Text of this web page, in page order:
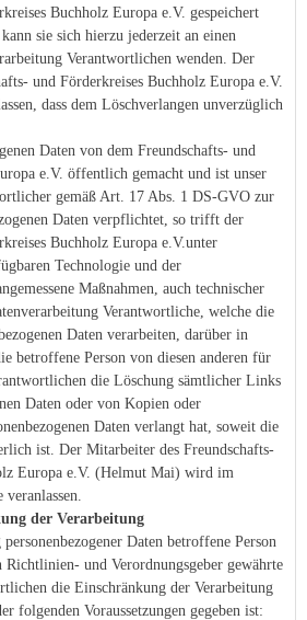
Buchholz Europa e.V. gespeichert
sie sich hierzu jederzeit an einen
Verantwortlichen wenden. Der
und Förderkreises Buchholz Europa e.V.
dass dem Löschverlangen unverzüglich
Daten von dem Freundschafts- und
e.V. öffentlich gemacht und ist unser
gemäß Art. 17 Abs. 1 DS-GVO zur
Daten verpflichtet, so trifft der
Buchholz Europa e.V.unter
Technologie und der
Maßnahmen, auch technischer
Verantwortliche, welche die
Daten verarbeiten, darüber in
betroffene Person von diesen anderen für
die Löschung sämtlicher Links
Daten oder von Kopien oder
Daten verlangt hat, soweit die
ist. Der Mitarbeiter des Freundschafts-
Europa e.V. (Helmut Mai) wird im
der Verarbeitung
Daten betroffene Person
Richtlinien- und Verordnungsgeber gewährte
die Einschränkung der Verarbeitung
folgenden Voraussetzungen gegeben ist: